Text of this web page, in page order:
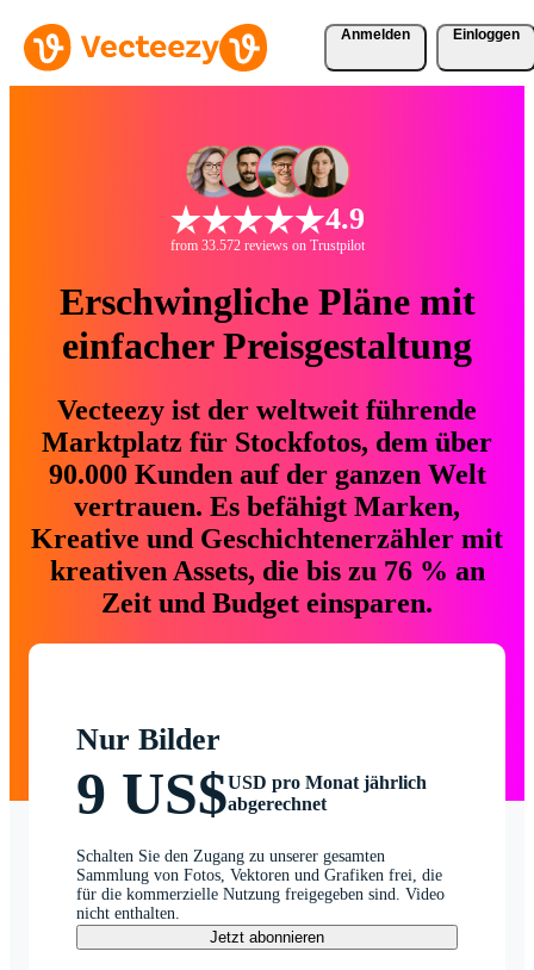
Anmelden Einloggen
4.9
from 33.572 reviews on Trustpilot
Erschwingliche Pläne mit
einfacher Preisgestaltung
Vecteezy ist der weltweit führende
Marktplatz für Stockfotos, dem über
90.000 Kunden auf der ganzen Welt
vertrauen. Es befähigt Marken,
Kreative und Geschichtenerzähler mit
kreativen Assets, die bis zu 76 % an
Zeit und Budget einsparen.
Nur Bilder
9 US$USD pro Monat jährlich
abgerechnet
Schalten Sie den Zugang zu unserer gesamten
Sammlung von Fotos, Vektoren und Grafiken frei, die
für die kommerzielle Nutzung freigegeben sind. Video
nicht enthalten.
Jetzt abonnieren